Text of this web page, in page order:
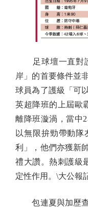
足球壇一直對護
岸」的首要條件並
球員為了護級「可
英超降班的上屆歐
離降班漩渦，當中
以無限拚勁帶動隊
利」，他們亦獲新
禮大讚。熱刺護級
定性作用。\大公
包連夏與加歷查